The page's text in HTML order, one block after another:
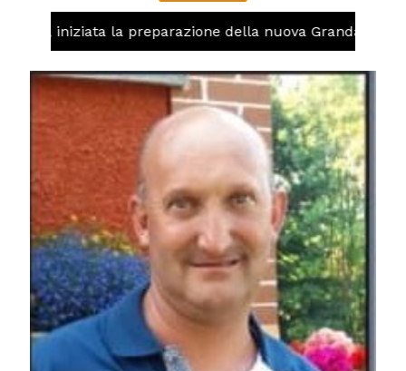
iniziata la preparazione della nuova Granda Volley